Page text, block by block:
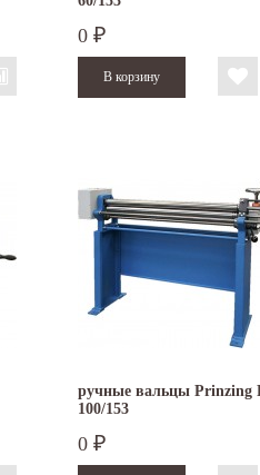
0 ₽
ручные вальцы Prinzing
100/153
0 ₽